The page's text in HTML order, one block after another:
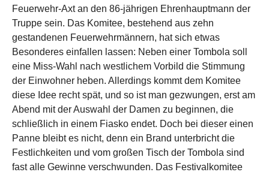
Feuerwehr-Axt an den 86-jährigen Ehrenhauptmann der
Truppe sein. Das Komitee, bestehend aus zehn
gestandenen Feuerwehrmännern, hat sich etwas
Besonderes einfallen lassen: Neben einer Tombola soll
eine Miss-Wahl nach westlichem Vorbild die Stimmung
der Einwohner heben. Allerdings kommt dem Komitee
diese Idee recht spät, und so ist man gezwungen, erst am
Abend mit der Auswahl der Damen zu beginnen, die
schließlich in einem Fiasko endet. Doch bei dieser einen
Panne bleibt es nicht, denn ein Brand unterbricht die
Festlichkeiten und vom großen Tisch der Tombola sind
fast alle Gewinne verschwunden. Das Festivalkomitee